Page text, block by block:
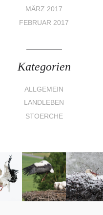
MÄRZ 2017
FEBRUAR 2017
Kategorien
ALLGEMEIN
LANDLEBEN
STOERCHE